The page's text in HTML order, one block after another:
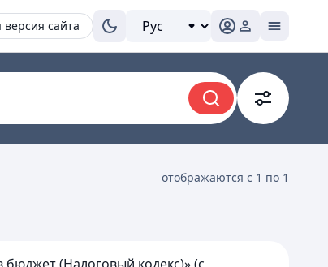
версия сайта
отображаются с 1 по 1